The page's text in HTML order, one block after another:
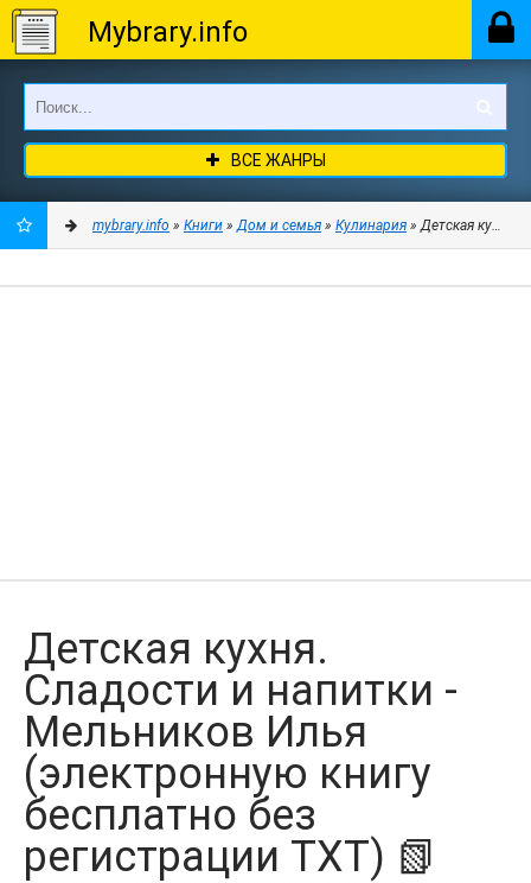
Mybrary.info
ВСЕ ЖАНРЫ
mybrary.info » Книги »Дом и семья » Кулинария » Детская кухня.
Детская кухня.
Сладости и напитки -
Мельников Илья
(электронную книгу
бесплатно без
регистрации TXT) 📗